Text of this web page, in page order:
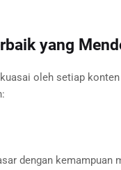
yang
oleh setiap
dengan kemampuan